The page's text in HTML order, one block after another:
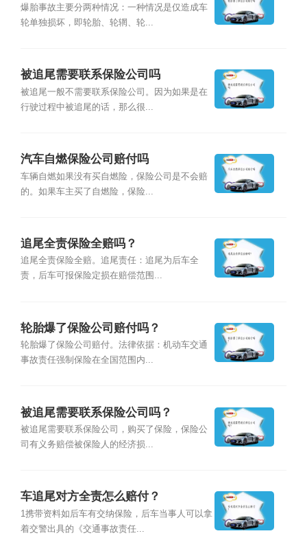
爆胎事故主要分两种情况：一种情况是仅造成车
轮单独损坏，即轮胎、轮辋、轮...
被追尾需要联系保险公司吗
被追尾一般不需要联系保险公司。因为如果是在
行驶过程中被追尾的话，那么很...
汽车自燃保险公司赔付吗
车辆自燃如果没有买自燃险，保险公司是不会赔
的。如果车主买了自燃险，保险...
追尾全责保险全赔吗？
追尾全责保险全赔。追尾责任：追尾为后车全
责，后车可报保险定损在赔偿范围...
轮胎爆了保险公司赔付吗？
轮胎爆了保险公司赔付。法律依据：机动车交通
事故责任强制保险在全国范围内...
被追尾需要联系保险公司吗？
被追尾需要联系保险公司，购买了保险，保险公
司有义务赔偿被保险人的经济损...
车追尾对方全责怎么赔付？
1携带资料如后车有交纳保险，后车当事人可以拿
着交警出具的《交通事故责任...